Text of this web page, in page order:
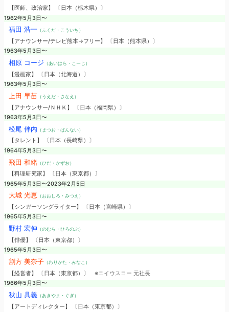
【医師、政治家】 〔日本（栃木県）〕
1962年5月3日〜
福田 浩一（ふくだ・こういち）
【アナウンサー/テレビ熊本→フリー】 〔日本（熊本県）〕
1963年5月3日〜
相原 コージ （あいはら・こーじ）
【漫画家】 〔日本（北海道）〕
1963年5月3日〜
上田 早苗 （うえだ・さなえ）
【アナウンサー/ＮＨＫ】 〔日本（福岡県）〕
1963年5月3日〜
松尾 伴内 （まつお・ばんない）
【タレント】 〔日本（長崎県）〕
1964年5月3日〜
飛田 和緒（ひだ・かずお）
【料理研究家】 〔日本（東京都）〕
1965年5月3日〜2023年2月5日
大城 光恵 （おおしろ・みつえ）
【シンガーソングライター】 〔日本（宮崎県）〕
1965年5月3日〜
野村 宏伸 （のむら・ひろのぶ）
【俳優】 〔日本（東京都）〕
1965年5月3日〜
割方 美奈子（わりかた・みなこ）
【経営者】 〔日本（東京都）〕 ※ニイウスコー 元社長
1966年5月3日〜
秋山 具義（あきやま・ぐぎ）
【アートディレクター】 〔日本（東京都）〕